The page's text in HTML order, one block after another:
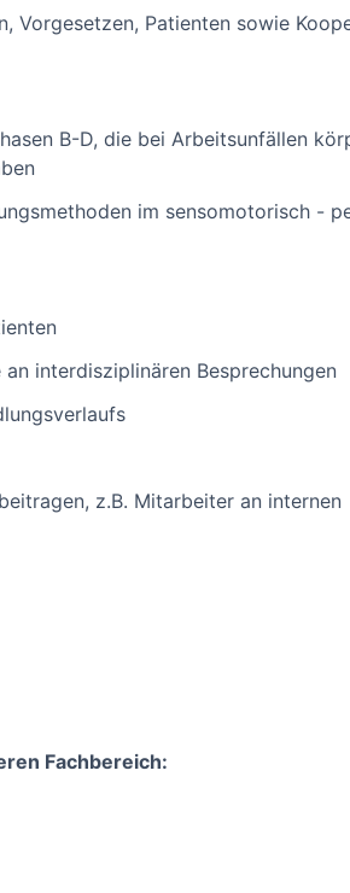
Vorgesetzen, Patienten sowie
B-D, die bei Arbeitsunfällen
im sensomotorisch -
interdisziplinären Besprechungen
z.B. Mitarbeiter an internen
Fachbereich: